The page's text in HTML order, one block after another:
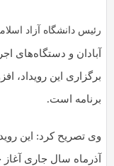
رئیس دانشگاه آزاد
آبادان و دستگاه‌های
برگزاری این رویداد،
برنامه است.
وی تصریح کرد: این
آذرماه سال جاری